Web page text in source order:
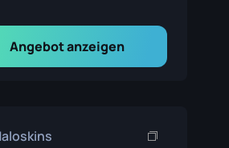
Angebot anzeigen